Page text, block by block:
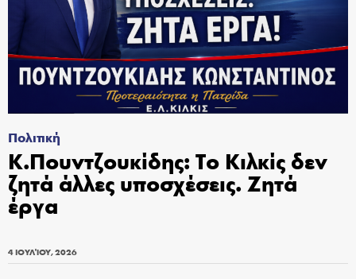
Πολιτική
Κ.Πουντζουκίδης: Το Κιλκίς δεν
ζητά άλλες υποσχέσεις. Ζητά
έργα
4 ΙΟΥΛΊΟΥ, 2026